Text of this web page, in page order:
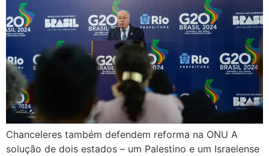
Chanceleres também defendem reforma na ONU A
solução de dois estados – um Palestino e um Israelense